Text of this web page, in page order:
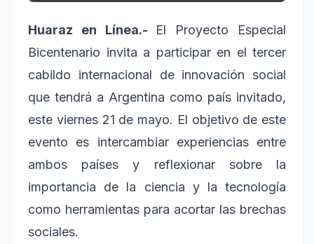
Huaraz en Línea.- El Proyecto Especial
Bicentenario invita a participar en el tercer
cabildo internacional de innovación social
que tendrá a Argentina como país invitado,
este viernes 21 de mayo. El objetivo de este
evento es intercambiar experiencias entre
ambos países y reflexionar sobre la
importancia de la ciencia y la tecnología
como herramientas para acortar las brechas
sociales.